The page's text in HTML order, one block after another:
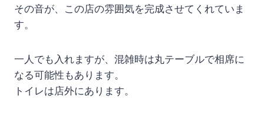
その音が、この店の雰囲気を完成させてくれていま
す。
一人でも入れますが、混雑時は丸テーブルで相席に
なる可能性もあります。
トイレは店外にあります。